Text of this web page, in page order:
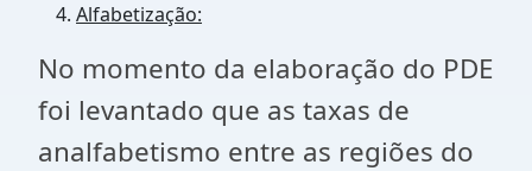
Alfabetização:
No momento da elaboração do PDE
foi levantado que as taxas de
analfabetismo entre as regiões do